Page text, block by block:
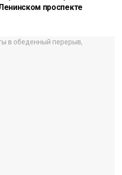
проспекте